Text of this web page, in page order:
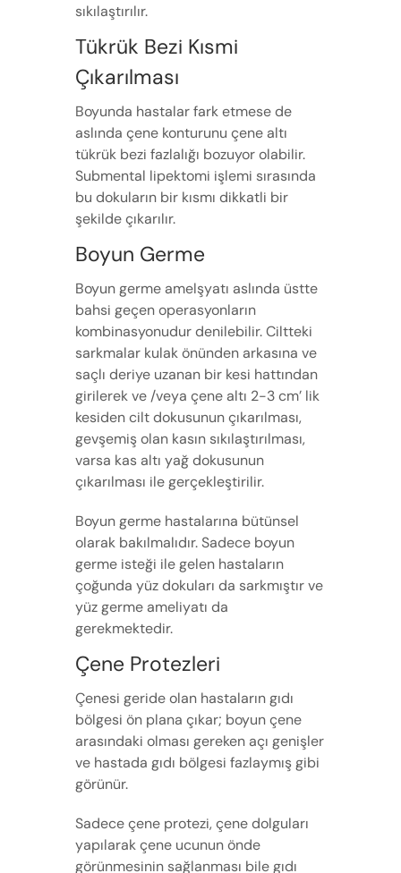
sıkılaştırılır.
Tükrük Bezi Kısmi
Çıkarılması
Boyunda hastalar fark etmese de
aslında çene konturunu çene altı
tükrük bezi fazlalığı bozuyor olabilir.
Submental lipektomi işlemi sırasında
bu dokuların bir kısmı dikkatli bir
şekilde çıkarılır.
Boyun Germe
Boyun germe amelşyatı aslında üstte
bahsi geçen operasyonların
kombinasyonudur denilebilir. Ciltteki
sarkmalar kulak önünden arkasına ve
saçlı deriye uzanan bir kesi hattından
girilerek ve /veya çene altı 2-3 cm’ lik
kesiden cilt dokusunun çıkarılması,
gevşemiş olan kasın sıkılaştırılması,
varsa kas altı yağ dokusunun
çıkarılması ile gerçekleştirilir.
Boyun germe hastalarına bütünsel
olarak bakılmalıdır. Sadece boyun
germe isteği ile gelen hastaların
çoğunda yüz dokuları da sarkmıştır ve
yüz germe ameliyatı da
gerekmektedir.
Çene Protezleri
Çenesi geride olan hastaların gıdı
bölgesi ön plana çıkar; boyun çene
arasındaki olması gereken açı genişler
ve hastada gıdı bölgesi fazlaymış gibi
görünür.
Sadece çene protezi, çene dolguları
yapılarak çene ucunun önde
görünmesinin sağlanması bile gıdı